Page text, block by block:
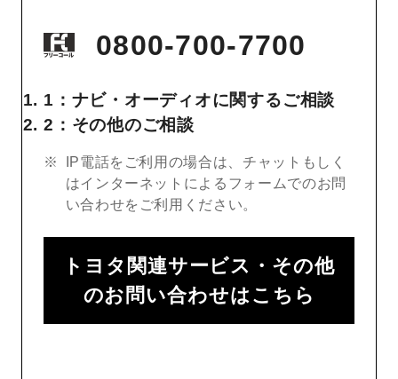
0800-700-7700
1：ナビ・オーディオに関するご相談
2：その他のご相談
IP電話をご利用の場合は、チャットもしく
はインターネットによるフォームでのお問
い合わせをご利用ください。
トヨタ関連サービス・その他
のお問い合わせはこちら